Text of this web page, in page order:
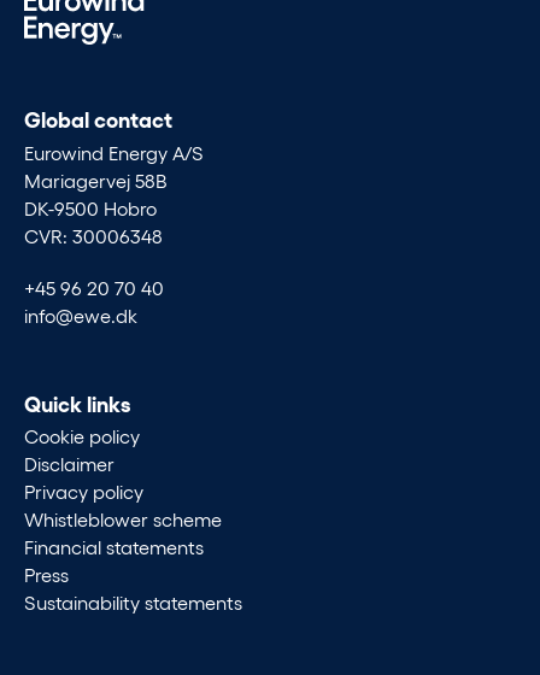
Global contact
Eurowind Energy A/S
Mariagervej 58B
DK-9500 Hobro
CVR: 30006348
+45 96 20 70 40
info@ewe.dk
Quick links
Cookie policy
Disclaimer
Privacy policy
Whistleblower scheme
Financial statements
Press
Sustainability statements